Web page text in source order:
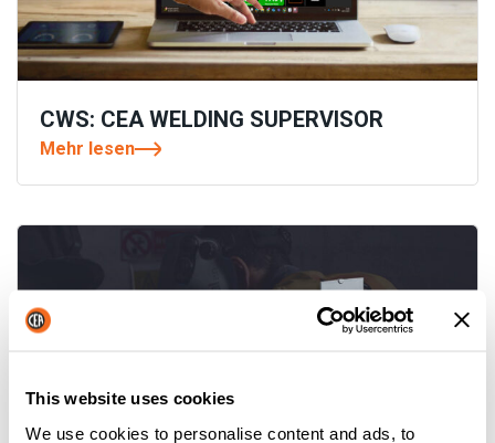
This website uses cookies
We use cookies to personalise content and ads, to
CWS: CEA WELDING SUPERVISOR
Mehr lesen